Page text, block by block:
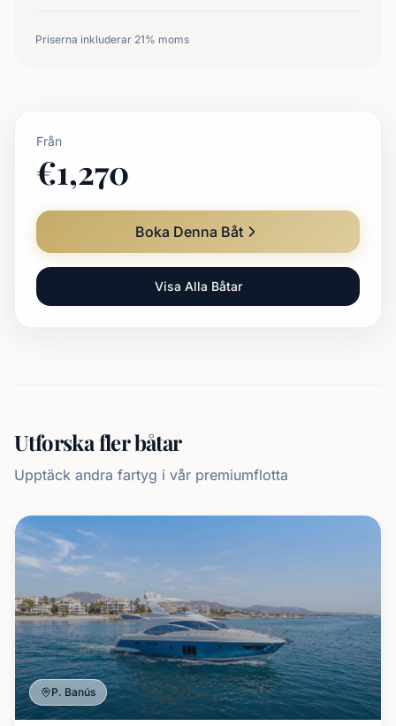
Priserna inkluderar 21% moms
Från
€1,270
Boka Denna Båt
Visa Alla Båtar
Utforska fler båtar
Upptäck andra fartyg i vår premiumflotta
P. Banús